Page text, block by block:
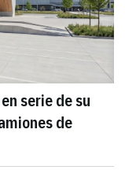
serie de su
de